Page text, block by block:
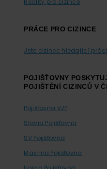
PRÁCE PRO CIZINCE
Jste cizinec hledající
POJIŠŤOVNY
POJIŠTĚNÍ CIZINCŮ V
Pojišťovna VZP
Slavia Pojišťovna
SV Pojišťovna
Maxima Pojišťovna